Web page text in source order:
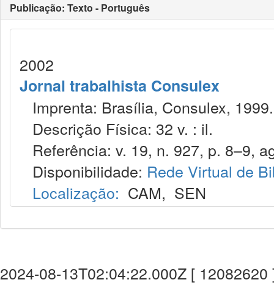
Publicação: Texto - Português
2002
Jornal trabalhista Consulex
Imprenta: Brasília, Consulex, 1999.
Descrição Física: 32 v. : il.
Referência: v. 19, n. 927, p. 8–9,
Disponibilidade: Rede Virtual de
Localização: CAM, SEN
2024-08-13T02:04:22.000Z [ 12082620